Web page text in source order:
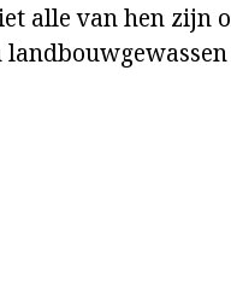
alle van hen zijn